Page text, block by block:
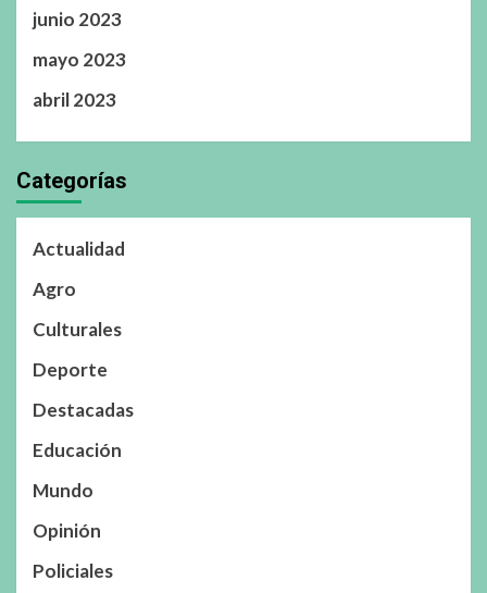
junio 2023
mayo 2023
abril 2023
Categorías
Actualidad
Agro
Culturales
Deporte
Destacadas
Educación
Mundo
Opinión
Policiales